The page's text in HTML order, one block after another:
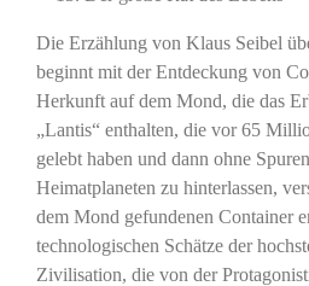
Die Erzählung von Klaus Seibel
beginnt mit der Entdeckung von
Herkunft auf dem Mond, die das
„Lantis“ enthalten, die vor 65
gelebt haben und dann ohne
Heimatplaneten zu hinterlassen,
dem Mond gefundenen Container
technologischen Schätze der
Zivilisation, die von der